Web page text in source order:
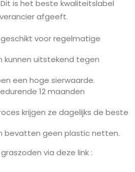
is het beste kwaliteitslabel
afgeeft.
voor regelmatige
kunnen uitstekend tegen
een hoge sierwaarde.
12 maanden
krijgen ze dagelijks de beste
bevatten geen plastic netten.
via deze link :